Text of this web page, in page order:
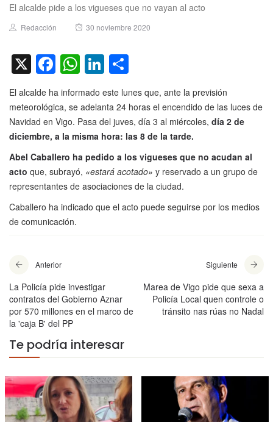
El alcalde pide a los vigueses que no vayan al acto
Author
Redacción
Posted
30 noviembre 2020
X Facebook
WhatsApp
LinkedIn
El alcalde ha informado este lunes que, ante la previsión
meteorológica, se adelanta 24 horas el encendido de las luces de
Navidad en Vigo. Pasa del juves, día 3 al miércoles, día 2 de
diciembre, a la misma hora: las 8 de la tarde.
Abel Caballero ha pedido a los vigueses que no acudan al
acto que, subrayó, «estará acotado» y reservado a un grupo de
representantes de asociaciones de la ciudad.
Caballero ha indicado que el acto puede seguirse por los medios
de comunicación.
Anterior
La Policía pide investigar
contratos del Gobierno Aznar
por 570 millones en el marco de
la 'caja B' del PP
Siguiente
Marea de Vigo pide que sexa a
Policía Local quen controle o
tránsito nas rúas no Nadal
Te podría interesar